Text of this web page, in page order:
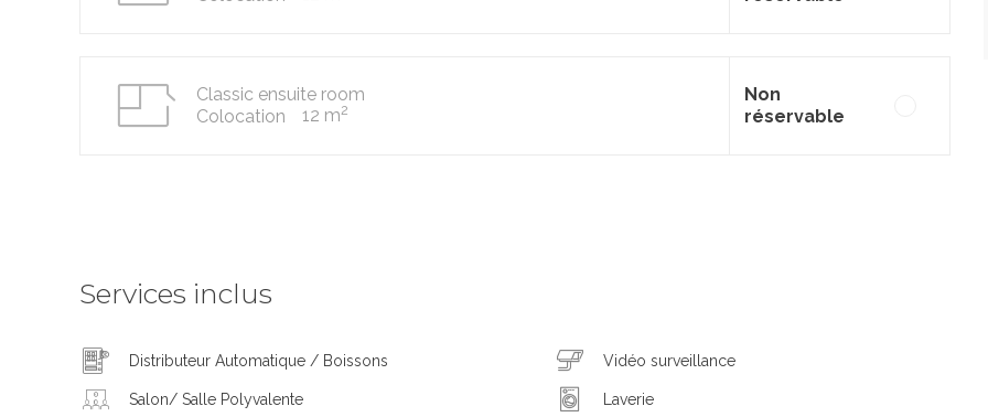
Classic ensuite room
Colocation
12 m2
Non
réservable
Services inclus
Distributeur Automatique / Boissons
Salon/ Salle Polyvalente
Vidéo surveillance
Laverie